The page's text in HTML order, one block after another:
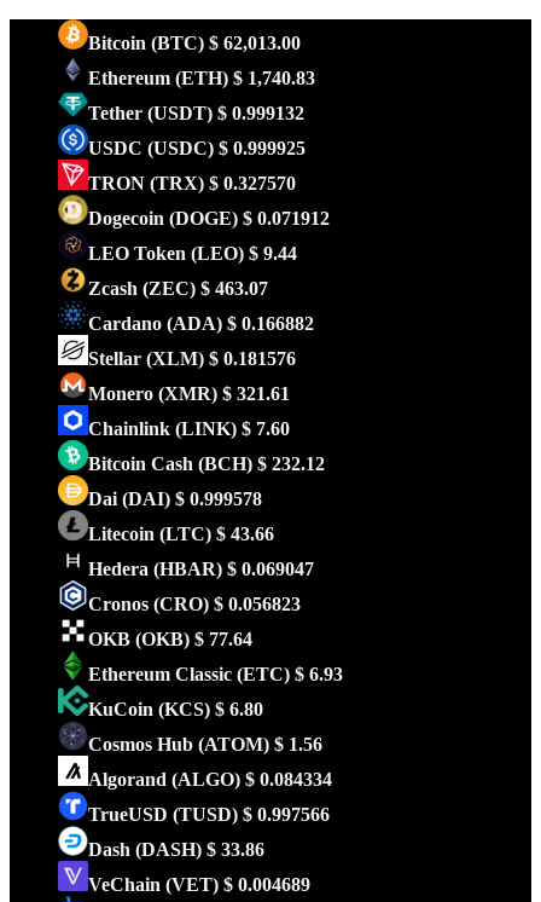
Bitcoin (BTC) $ 62,013.00
Ethereum (ETH) $ 1,740.83
Tether (USDT) $ 0.999132
USDC (USDC) $ 0.999925
TRON (TRX) $ 0.327570
Dogecoin (DOGE) $ 0.071912
LEO Token (LEO) $ 9.44
Zcash (ZEC) $ 463.07
Cardano (ADA) $ 0.166882
Stellar (XLM) $ 0.181576
Monero (XMR) $ 321.61
Chainlink (LINK) $ 7.60
Bitcoin Cash (BCH) $ 232.12
Dai (DAI) $ 0.999578
Litecoin (LTC) $ 43.66
Hedera (HBAR) $ 0.069047
Cronos (CRO) $ 0.056823
OKB (OKB) $ 77.64
Ethereum Classic (ETC) $ 6.93
KuCoin (KCS) $ 6.80
Cosmos Hub (ATOM) $ 1.56
Algorand (ALGO) $ 0.084334
TrueUSD (TUSD) $ 0.997566
Dash (DASH) $ 33.86
VeChain (VET) $ 0.004689